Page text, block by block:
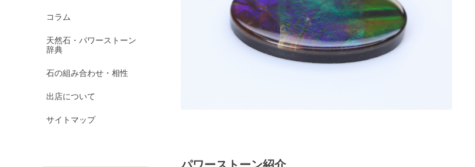
コラム
天然石・パワーストーン
辞典
石の組み合わせ・相性
出店について
サイトマップ